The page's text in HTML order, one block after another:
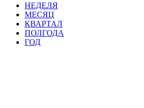
НЕДЕЛЯ
МЕСЯЦ
КВАРТАЛ
ПОЛГОДА
ГОД